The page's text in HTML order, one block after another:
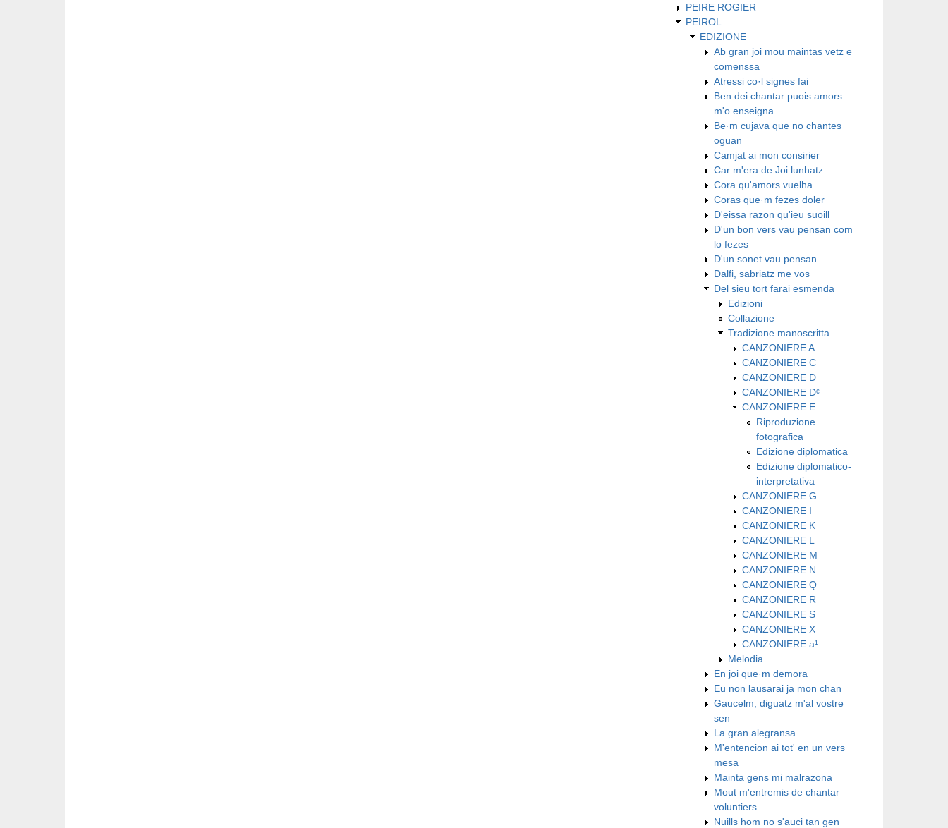
PEIRE ROGIER
PEIROL
EDIZIONE
Ab gran joi mou maintas vetz e
comenssa
Atressi co·l signes fai
Ben dei chantar puois amors
m'o enseigna
Be·m cujava que no chantes
oguan
Camjat ai mon consirier
Car m'era de Joi lunhatz
Cora qu'amors vuelha
Coras que·m fezes doler
D'eissa razon qu'ieu suoill
D'un bon vers vau pensan com
lo fezes
D'un sonet vau pensan
Dalfi, sabriatz me vos
Del sieu tort farai esmenda
Edizioni
Collazione
Tradizione manoscritta
CANZONIERE A
CANZONIERE C
CANZONIERE D
CANZONIERE Dᶜ
CANZONIERE E
Riproduzione
fotografica
Edizione diplomatica
Edizione diplomatico-
interpretativa
CANZONIERE G
CANZONIERE I
CANZONIERE K
CANZONIERE L
CANZONIERE M
CANZONIERE N
CANZONIERE Q
CANZONIERE R
CANZONIERE S
CANZONIERE X
CANZONIERE a¹
Melodia
En joi que·m demora
Eu non lausarai ja mon chan
Gaucelm, diguatz m'al vostre
sen
La gran alegransa
M'entencion ai tot' en un vers
mesa
Mainta gens mi malrazona
Mout m'entremis de chantar
voluntiers
Nuills hom no s'auci tan gen